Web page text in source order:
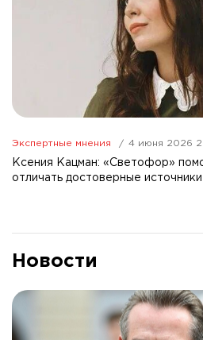
Экспертные мнения 4 июня 2026
Ксения Кацман: «Светофор»
отличать достоверные
Новости